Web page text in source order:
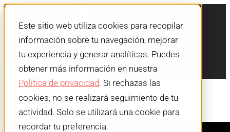
Este sitio web utiliza cookies para recopilar
información sobre tu navegación, mejorar
tu experiencia y generar analíticas. Puedes
obtener más información en nuestra
Política de privacidad. Si rechazas las
cookies, no se realizará seguimiento de tu
actividad. Solo se utilizará una cookie para
recordar tu preferencia.